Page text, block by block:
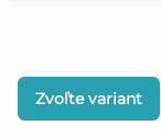
Zvoľte variant